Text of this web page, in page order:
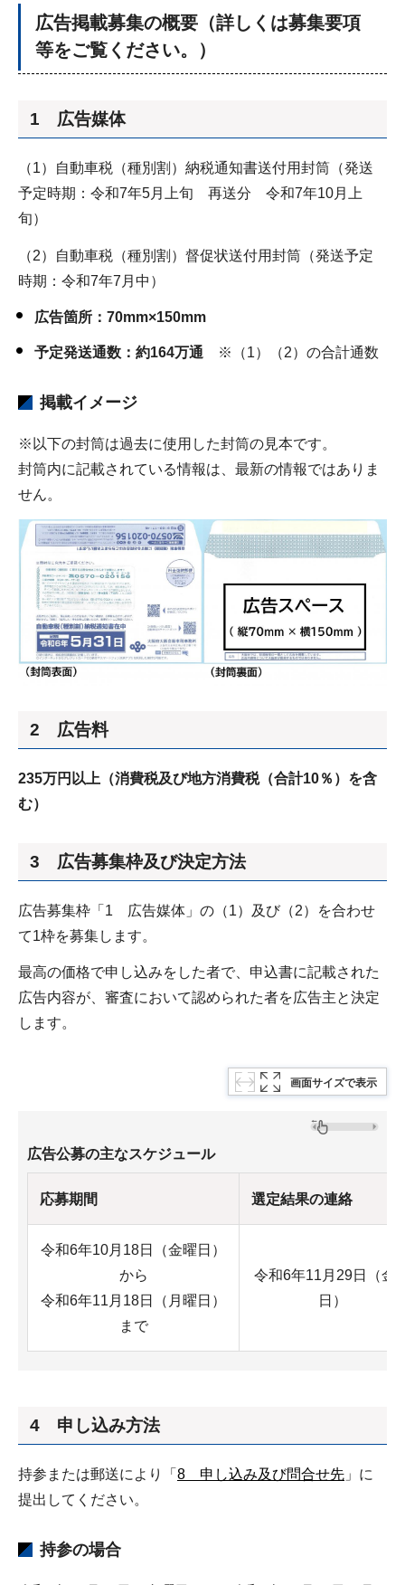
広告掲載募集の概要（詳しくは募集要項
等をご覧ください。）
1 広告媒体
（1）自動車税（種別割）納税通知書送付用封筒（発送
予定時期：令和7年5月上旬 再送分 令和7年10月上
旬）
（2）自動車税（種別割）督促状送付用封筒（発送予定
時期：令和7年7月中）
広告箇所：70mm×150mm
予定発送通数：約164万通 ※（1）（2）の合計通数
掲載イメージ
※以下の封筒は過去に使用した封筒の見本です。
封筒内に記載されている情報は、最新の情報ではありま
せん。
2 広告料
235万円以上（消費税及び地方消費税（合計10％）を含
む）
3 広告募集枠及び決定方法
広告募集枠「1 広告媒体」の（1）及び（2）を合わせ
て1枠を募集します。
最高の価格で申し込みをした者で、申込書に記載された
広告内容が、審査において認められた者を広告主と決定
します。
画面サイズで表示
広告公募の主なスケジュール
応募期間 選定結果の連絡
令和6年10月18日（金曜日）
から
令和6年11月18日（月曜日）
まで
令和6年11月29日（金
日）
4 申し込み方法
持参または郵送により「 8 申し込み及び問合せ先 」に
提出してください。
持参の場合